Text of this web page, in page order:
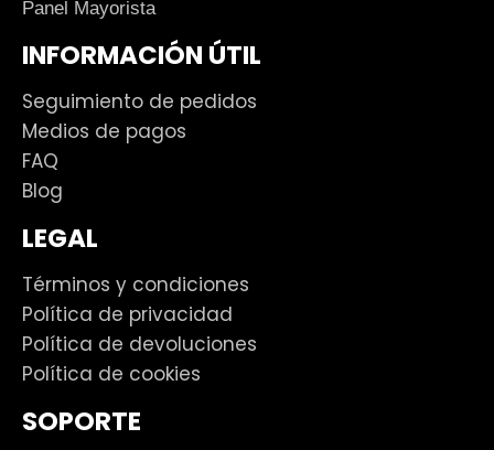
Panel Mayorista
INFORMACIÓN ÚTIL
Seguimiento de pedidos
Medios de pagos
FAQ
Blog
LEGAL
Términos y condiciones
Política de privacidad
Política de devoluciones
Política de cookies
SOPORTE